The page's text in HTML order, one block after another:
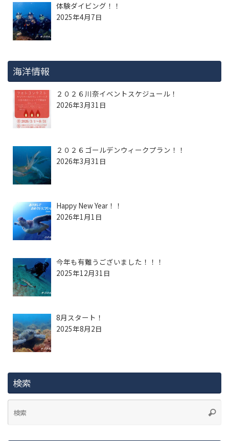
体験ダイビング！！
2025年4月7日
海洋情報
２０２６川奈イベントスケジュール！
2026年3月31日
２０２６ゴールデンウィークプラン！！
2026年3月31日
Happy New Year！！
2026年1月1日
今年も有難うございました！！！
2025年12月31日
8月スタート！
2025年8月2日
検索